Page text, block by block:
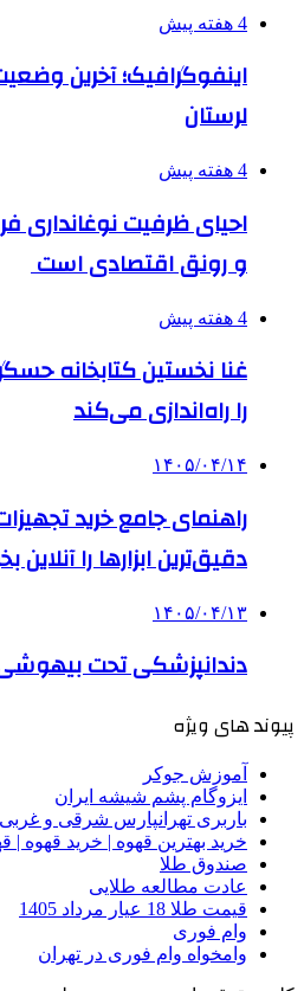
4 هفته پیش
اینفوگرافیک؛ آخرین
لرستان
4 هفته پیش
احیای ظرفیت نوغانداری
و رونق اقتصادی است
4 هفته پیش
غنا نخستین کتابخانه
را راه‌اندازی می‌کند
۱۴۰۵/۰۴/۱۴
راهنمای جامع خرید
دقیق‌ترین ابزارها را آنلاین
۱۴۰۵/۰۴/۱۳
دندانپزشکی تحت
پیوند های ویژه
آموزش جوکر
ایزوگام پشم شیشه ایران
باربری تهرانپارس شرقی و غربی
خرید بهترین قهوه | خرید قهوه |
صندوق طلا
عادت مطالعه طلایی
قیمت طلا 18 عیار مرداد 1405
وام فوری
وامخواه وام فوری در تهران